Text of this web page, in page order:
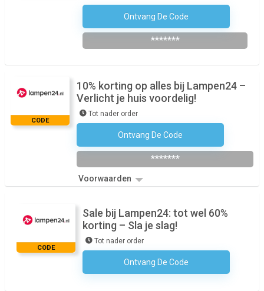
Ontvang De CodeNLP-DISCOUNT13
*******
CODE
10% korting op alles bij Lampen24 –
Verlicht je huis voordelig!
Tot nader order
Ontvang De Code
Abonneer Je Op De Nieuwsbrief
*******
Voorwaarden
CODE
Sale bij Lampen24: tot wel 60%
korting – Sla je slag!
Tot nader order
Ontvang De CodeGeen Code Nodig